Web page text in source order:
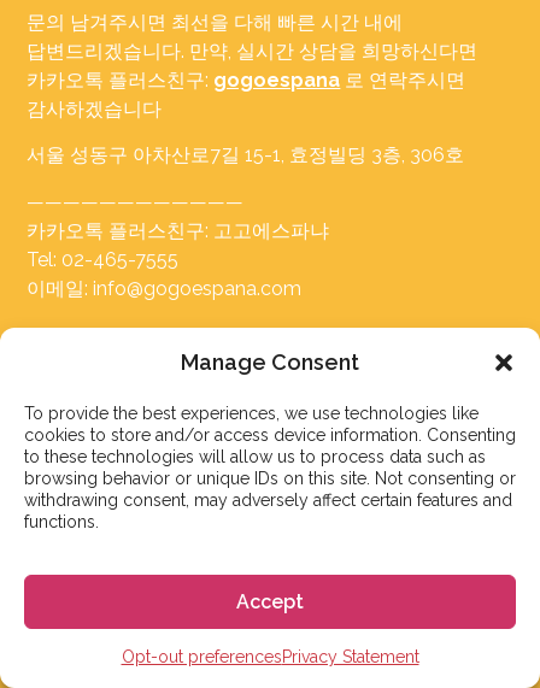
Manage Consent
To provide the best experiences, we use technologies like
cookies to store and/or access device information. Consenting
to these technologies will allow us to process data such as
browsing behavior or unique IDs on this site. Not consenting or
withdrawing consent, may adversely affect certain features and
functions.
Accept
Opt-out preferencesPrivacy Statement
문의 남겨주시면 최선을 다해 빠른 시간 내에
답변드리겠습니다. 만약, 실시간 상담을 희망하신다면
카카오톡 플러스친구: gogoespana 로 연락주시면
감사하겠습니다
서울 성동구 아차산로7길 15-1, 효정빌딩 3층, 306호
————————————
카카오톡 플러스친구: 고고에스파냐
Tel: 02-465-7555
이메일: info@gogoespana.com
————————————
사업자등록번호: 810-87-00524
(주)고고월드 대표이사: Davide Rossi
스페인 유학 및 어학연수
스페인 수능 준비반